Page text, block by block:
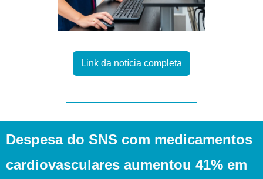
Link da notícia completa
Despesa do SNS com medicamentos
cardiovasculares aumentou 41% em